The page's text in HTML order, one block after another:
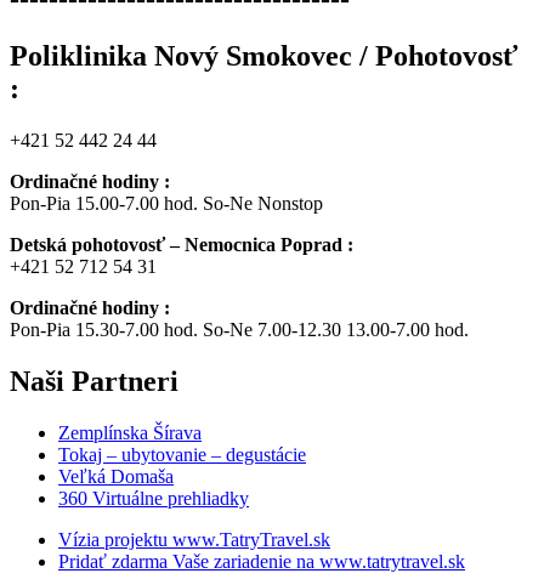
Poliklinika Nový Smokovec / Pohotovosť
:
+421 52 442 24 44
Ordinačné hodiny :
Pon-Pia 15.00-7.00 hod. So-Ne Nonstop
Detská pohotovosť – Nemocnica Poprad :
+421 52 712 54 31
Ordinačné hodiny :
Pon-Pia 15.30-7.00 hod. So-Ne 7.00-12.30 13.00-7.00 hod.
Naši Partneri
Zemplínska Šírava
Tokaj – ubytovanie – degustácie
Veľká Domaša
360 Virtuálne prehliadky
Vízia projektu www.TatryTravel.sk
Pridať zdarma Vaše zariadenie na www.tatrytravel.sk